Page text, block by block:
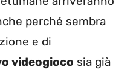
perché sembra
e di
videogioco sia già